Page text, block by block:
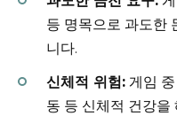
등 명목으로 과도한
니다.
신체적 위험: 게임
동 등 신체적 건강을